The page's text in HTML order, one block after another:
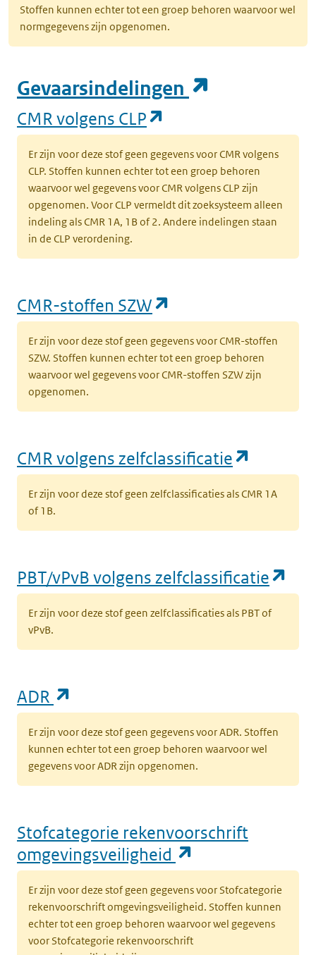
Stoffen kunnen echter tot een groep behoren waarvoor wel
normgegevens zijn opgenomen.
Gevaarsindelingen
CMR volgens CLP
Er zijn voor deze stof geen gegevens voor CMR volgens
CLP. Stoffen kunnen echter tot een groep behoren
waarvoor wel gegevens voor CMR volgens CLP zijn
opgenomen. Voor CLP vermeldt dit zoeksysteem alleen
indeling als CMR 1A, 1B of 2. Andere indelingen staan
in de CLP verordening.
CMR-stoffen SZW
Er zijn voor deze stof geen gegevens voor CMR-stoffen
SZW. Stoffen kunnen echter tot een groep behoren
waarvoor wel gegevens voor CMR-stoffen SZW zijn
opgenomen.
CMR volgens zelfclassificatie
Er zijn voor deze stof geen zelfclassificaties als CMR 1A
of 1B.
PBT/vPvB volgens zelfclassificatie
Er zijn voor deze stof geen zelfclassificaties als PBT of
vPvB.
ADR
Er zijn voor deze stof geen gegevens voor ADR. Stoffen
kunnen echter tot een groep behoren waarvoor wel
gegevens voor ADR zijn opgenomen.
Stofcategorie rekenvoorschrift
omgevingsveiligheid
Er zijn voor deze stof geen gegevens voor Stofcategorie
rekenvoorschrift omgevingsveiligheid. Stoffen kunnen
echter tot een groep behoren waarvoor wel gegevens
voor Stofcategorie rekenvoorschrift